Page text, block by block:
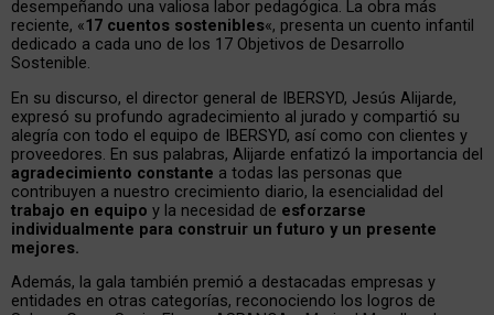
desempeñando una valiosa labor pedagógica. La obra más
reciente, «17 cuentos sostenibles«, presenta un cuento infantil
dedicado a cada uno de los 17 Objetivos de Desarrollo
Sostenible.
En su discurso, el director general de IBERSYD, Jesús Alijarde,
expresó su profundo agradecimiento al jurado y compartió su
alegría con todo el equipo de IBERSYD, así como con clientes y
proveedores. En sus palabras, Alijarde enfatizó la importancia del
agradecimiento constante a todas las personas que
contribuyen a nuestro crecimiento diario, la esencialidad del
trabajo en equipo y la necesidad de esforzarse
individualmente para construir un futuro y un presente
mejores.
Además, la gala también premió a destacadas empresas y
entidades en otras categorías, reconociendo los logros de